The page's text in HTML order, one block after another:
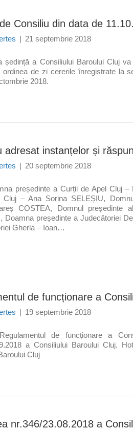
Consiliu din data de
| 21 septembrie 2018
ședință a Consiliului Baroului Cluj
de zi cererile înregistrate la
2018.
adresat instanțelor și
| 20 septembrie 2018
președinte a Curții de Apel Cluj
Cluj – Ana Sorina SELEȘIU,
COSTEA, Domnul președinte
Doamna președinte a Judecătoriei
Gherla – Ioan…
de funcționare a
| 19 septembrie 2018
de funcționare a
a Consiliului Baroului Cluj.
Cluj
nr.346/23.08.2018 a